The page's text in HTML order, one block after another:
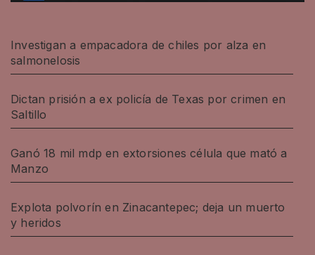
Investigan a empacadora de chiles por alza en
salmonelosis
Dictan prisión a ex policía de Texas por crimen en
Saltillo
Ganó 18 mil mdp en extorsiones célula que mató a
Manzo
Explota polvorín en Zinacantepec; deja un muerto
y heridos